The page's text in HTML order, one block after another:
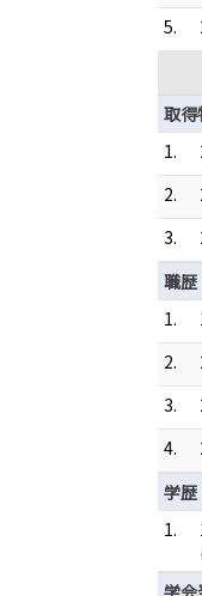
5.
取得
1.
2.
3.
職歴
1.
2.
3.
4.
学歴
1.
学会